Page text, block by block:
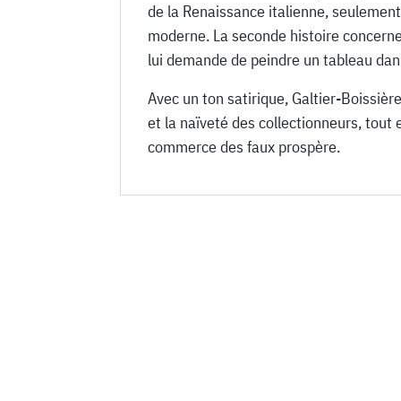
de la Renaissance italienne,
moderne. La seconde histoire
lui demande de peindre un tableau
Avec un ton satirique, Galtier-
et la naïveté des collectionneurs, tout
commerce des faux prospère.